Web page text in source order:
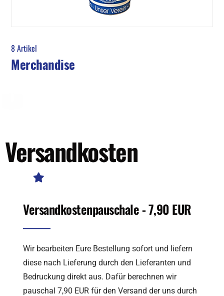
8 Artikel
Merchandise
Versandkosten
Versandkostenpauschale - 7,90 EUR
Wir bearbeiten Eure Bestellung sofort und liefern
diese nach Lieferung durch den Lieferanten und
Bedruckung direkt aus. Dafür berechnen wir
pauschal 7,90 EUR für den Versand der uns durch